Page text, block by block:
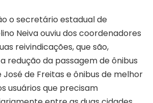
o secretário estadual de
Neiva ouviu dos coordenadores
reivindicações, que são,
redução da passagem de ônibus
de Freitas e ônibus de melhor
usuários que precisam